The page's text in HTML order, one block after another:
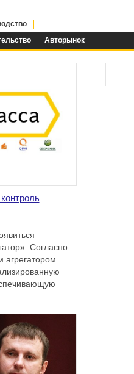
Авторынок
Согласно
агрегатором